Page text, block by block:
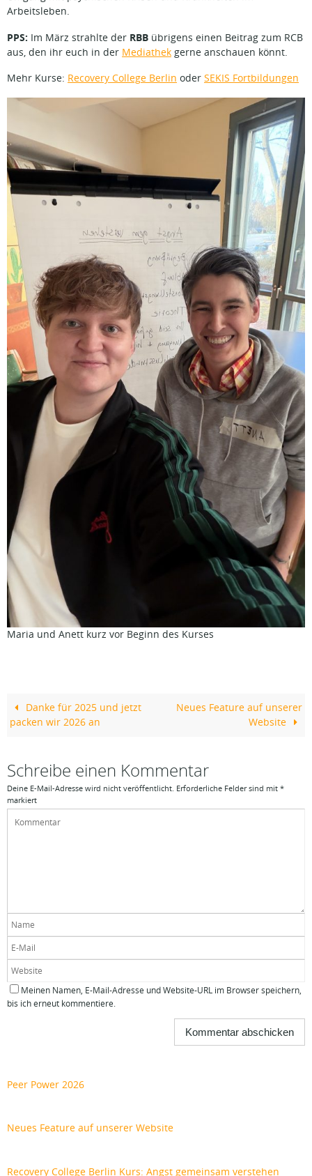
Arbeitsleben.
PPS: Im März strahlte der RBB übrigens einen Beitrag zum RCB
aus, den ihr euch in der Mediathek gerne anschauen könnt.
Mehr Kurse: Recovery College Berlin oder SEKIS Fortbildungen
Maria und Anett kurz vor Beginn des Kurses
Danke für 2025 und jetzt
packen wir 2026 an
Neues Feature auf unserer
Website
Schreibe einen Kommentar
Deine E-Mail-Adresse wird nicht veröffentlicht. Erforderliche Felder sind mit *
markiert
Meinen Namen, E-Mail-Adresse und Website-URL im Browser speichern,
bis ich erneut kommentiere.
Peer Power 2026
Neues Feature auf unserer Website
Recovery College Berlin Kurs: Angst gemeinsam verstehen